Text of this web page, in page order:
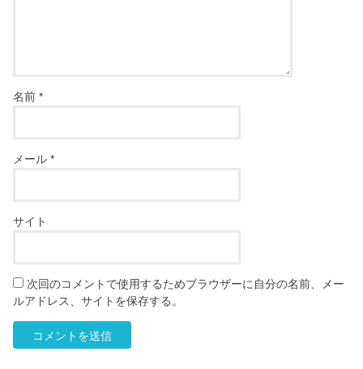
名前*
メール*
サイト
次回のコメントで使用するためブラウザーに自分の名前、メー
ルアドレス、サイトを保存する。